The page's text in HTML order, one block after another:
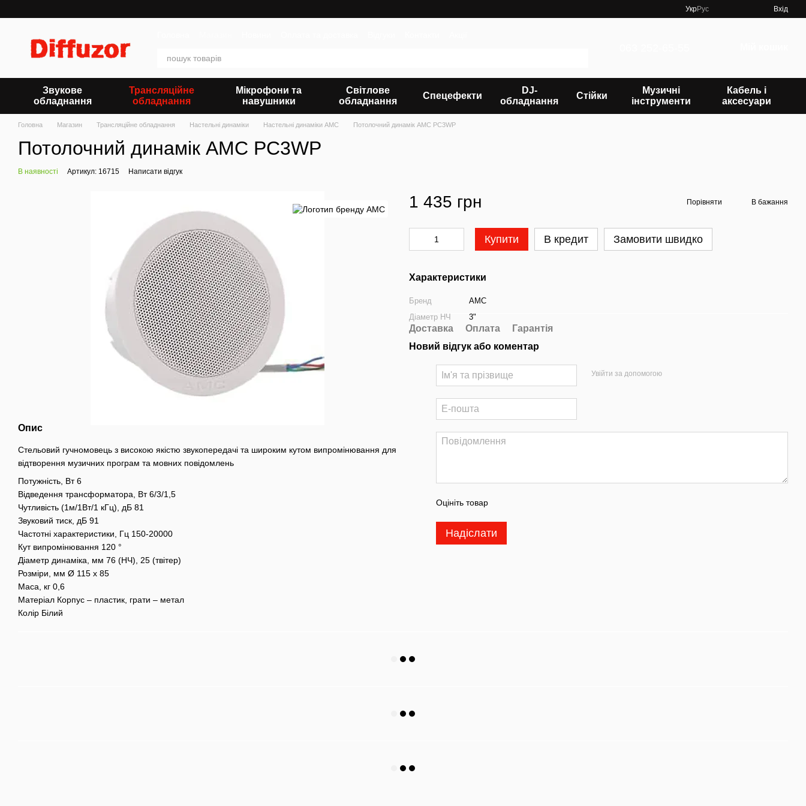
УкрРус Вхід
Звукове
обладнання
Трансляційне
обладнання
Мікрофони та
навушники
Світлове
обладнання
Спецефекти
DJ-
обладнання
Стійки
Музичні
інструменти
Кабель і
аксесуари
Головна Магазин Трансляційне обладнання Настельні динаміки Настельні динаміки AMC Потолочний динамік AMC PC3WP
Потолочний динамік AMC PC3WP
В наявності Артикул: 16715 Написати відгук
Опис
Стельовий гучномовець з високою якістю звукопередачі та широким кутом випромінювання для
відтворення музичних програм та мовних повідомлень
Потужність, Вт 6
Відведення трансформатора, Вт 6/3/1,5
Чутливість (1м/1Вт/1 кГц), дБ 81
Звуковий тиск, дБ 91
Частотні характеристики, Гц 150-20000
Кут випромінювання 120 °
Діаметр динаміка, мм 76 (НЧ), 25 (твітер)
Розміри, мм Ø 115 х 85
Маса, кг 0,6
Матеріал Корпус – пластик, грати – метал
Колір Білий
1 435 грн Порівняти В бажання
Купити В кредит Замовити швидко
Характеристики
Бренд
AMC
Діаметр НЧ
3"
Доставка Оплата
Гарантія
Новий відгук або коментар
Увійти за допомогою
Оцініть товар
Надіслати